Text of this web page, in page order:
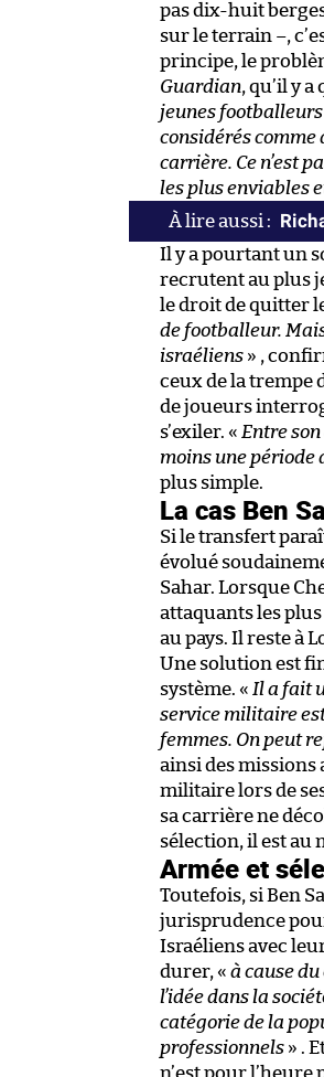
pas dix-huit
sur le terrain –,
principe, le
Guardian, qu’il y
jeunes
considérés comme
carrière. Ce n’est
les plus enviables
Il y a pourtant un
recrutent au plus
le droit de quitter
de footballeur.
israéliens » ,
ceux de la trempe
de joueurs
s’exiler. « Entre
moins une période
plus simple.
La cas Ben
Si le transfert
évolué
Sahar. Lorsque
attaquants les
au pays. Il reste à
Une solution est
système. « Il a fait
service militaire
femmes. On peut
ainsi des missions
militaire lors de
sa carrière ne
sélection, il est au
Armée et
Toutefois, si Ben
jurisprudence
Israéliens avec
durer, « à cause
l’idée dans la
catégorie de la
professionnels » .